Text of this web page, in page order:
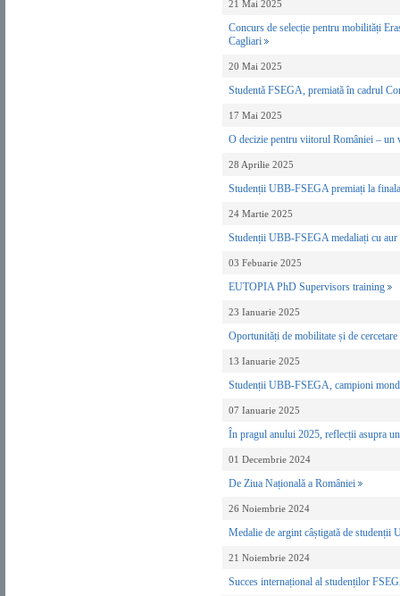
21 Mai 2025
Concurs de selecție pentru mobilități
Cagliari
20 Mai 2025
Studentă FSEGA, premiată în cadrul
17 Mai 2025
O decizie pentru viitorul României
28 Aprilie 2025
Studenții UBB-FSEGA premiați la
24 Martie 2025
Studenții UBB-FSEGA medaliați cu
03 Febuarie 2025
EUTOPIA PhD Supervisors training
23 Ianuarie 2025
Oportunități de mobilitate și de
13 Ianuarie 2025
Studenții UBB-FSEGA, campioni
07 Ianuarie 2025
În pragul anului 2025, reflecții asupra
01 Decembrie 2024
De Ziua Națională a României
26 Noiembrie 2024
Medalie de argint câștigată de
21 Noiembrie 2024
Succes internațional al studenților